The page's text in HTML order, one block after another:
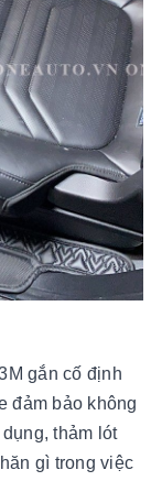
gắn cố định
đảm bảo không
thảm lót
gì trong việc